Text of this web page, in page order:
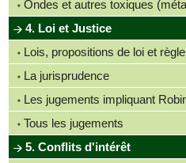
Ondes et autres toxiques
4. Loi et Justice
Lois, propositions de loi et
La jurisprudence
Les jugements impliquant
Tous les jugements
5. Conflits d'intérêt